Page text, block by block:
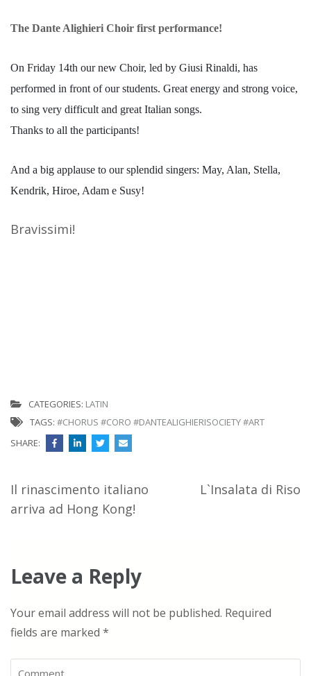
The Dante Alighieri Choir first performance!
On Friday 14th our new Choir, led by Giusi Rinaldi, has
performed in front of our students. Great energy and strong voice,
to sing very difficult and great Italian songs.
Thanks to all the participants!
And a big applause to our splendid singers: May, Alan, Stella,
Kendrik, Hiroe, Adam e Susy!
Bravissimi!
CATEGORIES: LATIN
TAGS: #CHORUS #CORO #DANTEALIGHIERISOCIETY #ART
SHARE:
Post
navigation
Il rinascimento italiano
arriva ad Hong Kong!
L`Insalata di Riso
Leave a Reply
Your email address will not be published. Required
fields are marked *
Comment